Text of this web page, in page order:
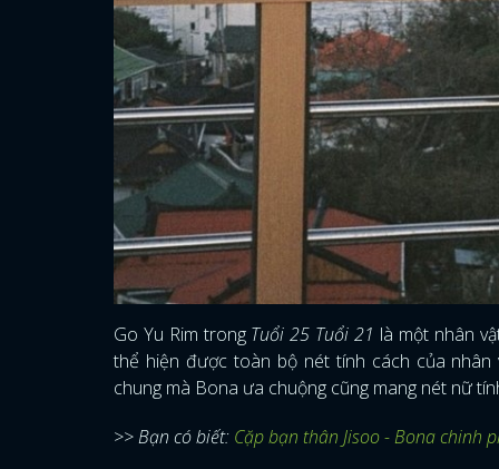
Go Yu Rim trong Tuổi 25 Tuổi 21 là một nhân
thể hiện được toàn bộ nét tính cách của
chung mà Bona ưa chuộng cũng mang nét nữ
>> Bạn có biết: Cặp bạn thân Jisoo - Bona chinh